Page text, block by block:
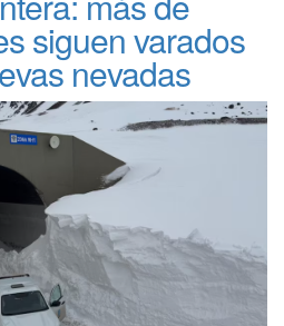
siguen varados
nevadas